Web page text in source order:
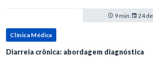
9 min. 24
Clínica Médica
Diarreia crônica: abordagem diagnóstica